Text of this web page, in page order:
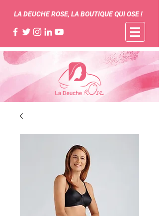
LA DEUCHE ROSE, LA BOUTIQUE QUI OSE !